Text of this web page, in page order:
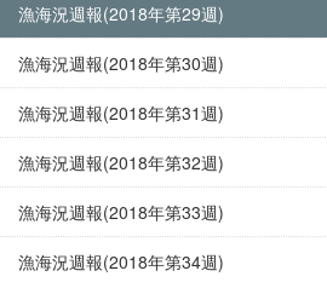
漁海況週報(2018年第29週)
漁海況週報(2018年第30週)
漁海況週報(2018年第31週)
漁海況週報(2018年第32週)
漁海況週報(2018年第33週)
漁海況週報(2018年第34週)